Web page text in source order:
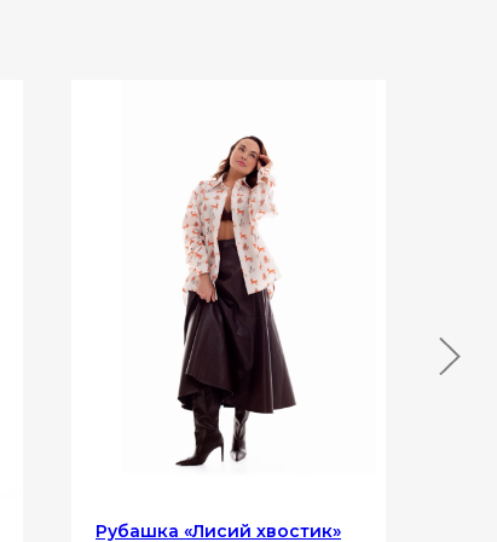
Рубашка «Лисий хвостик»